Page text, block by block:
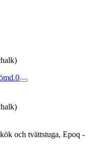
0
och tvättstuga, Epoq -